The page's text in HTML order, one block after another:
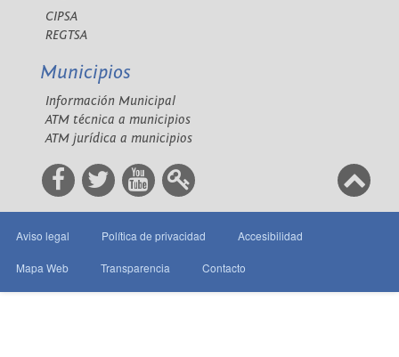
CIPSA
REGTSA
Municipios
Información Municipal
ATM técnica a municipios
ATM jurídica a municipios
Aviso legal Política de privacidad Accesibilidad
Mapa Web Transparencia Contacto